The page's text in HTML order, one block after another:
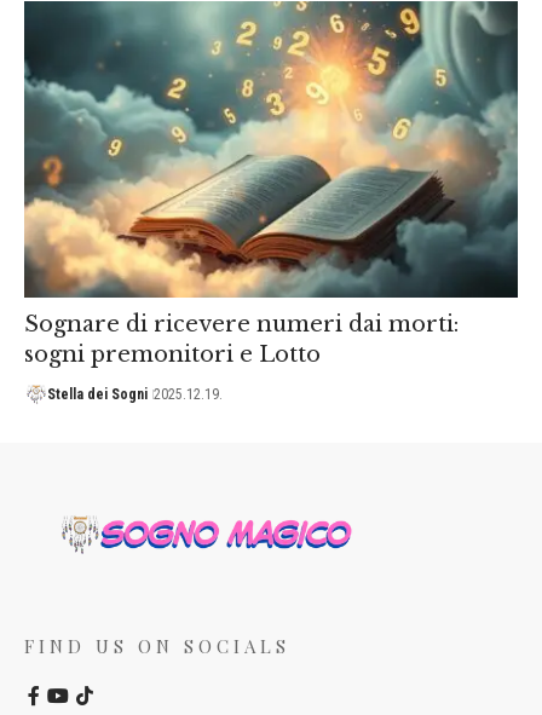
Sognare di ricevere numeri dai morti:
sogni premonitori e Lotto
Stella dei Sogni 2025.12.19.
FIND US ON SOCIALS